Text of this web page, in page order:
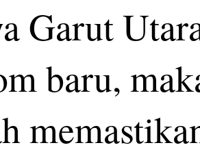
Garut
baru,